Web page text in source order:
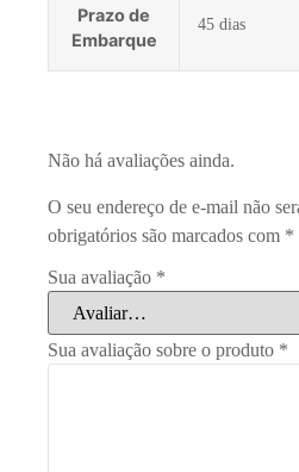
Prazo de
Embarque
45 dias
Não há avaliações ainda.
O seu endereço de e-mail não
obrigatórios são marcados com *
Sua avaliação *
Sua avaliação sobre o produto *